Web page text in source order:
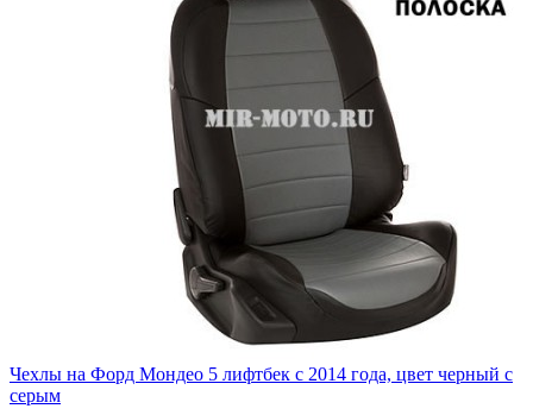
Чехлы на Форд Мондео 5 лифтбек с 2014 года, цвет черный с
серым